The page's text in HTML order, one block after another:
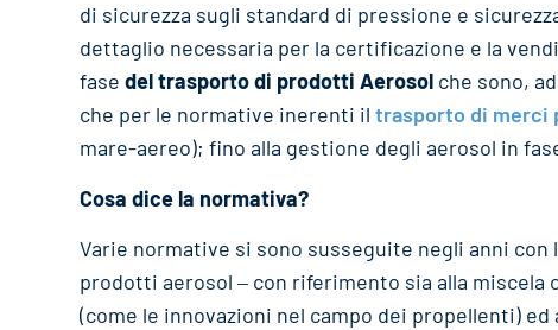
di sicurezza sugli standard di pressione e
dettaglio necessaria per la certificazione e la
fase del trasporto di prodotti Aerosol che sono,
che per le normative inerenti il trasporto di merci
mare-aereo); fino alla gestione degli aerosol in
Cosa dice la normativa?
Varie normative si sono susseguite negli anni
prodotti aerosol ‒ con riferimento sia alla
(come le innovazioni nel campo dei propellenti)